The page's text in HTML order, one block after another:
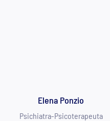
Elena Ponzio
Psichiatra-Psicoterapeuta